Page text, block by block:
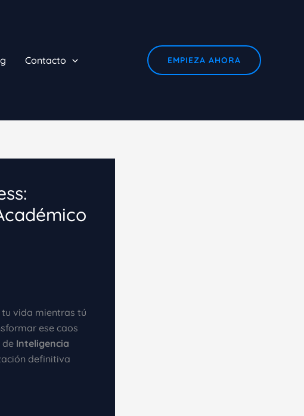
Contacto EMPIEZA AHORA
vida mientras tú
ese caos
de Inteligencia
definitiva